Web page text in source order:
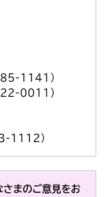
1141）
0011）
1112）
さまのご意見をお